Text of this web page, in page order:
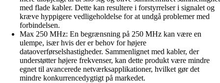
med flade kabler. Dette kan resultere i forstyrrelser i signalet og
kræve hyppigere vedligeholdelse for at undgå problemer med
forbindelsen.
Max 250 MHz: En begrænsning på 250 MHz kan være en
ulempe, især hvis der er behov for højere
dataoverførselshastigheder. Sammenlignet med kabler, der
understøtter højere frekvenser, kan dette produkt være mindre
egnet til avancerede netværksapplikationer, hvilket gør det
mindre konkurrencedygtigt på markedet.